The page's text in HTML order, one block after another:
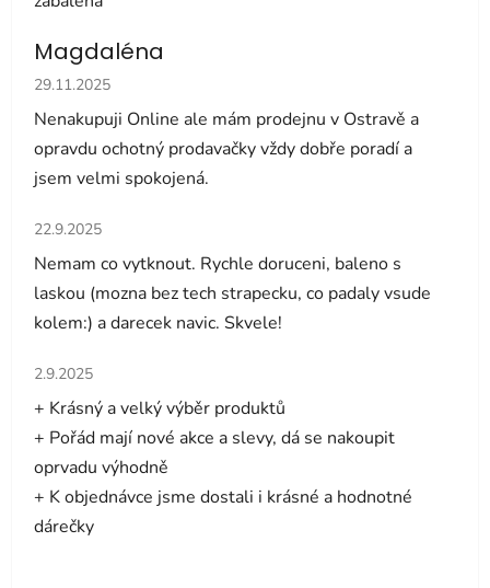
Magdaléna
Hodnocení obchodu je 5 z 5 hvězdiček.
29.11.2025
Nenakupuji Online ale mám prodejnu v Ostravě a
opravdu ochotný prodavačky vždy dobře poradí a
jsem velmi spokojená.
Hodnocení obchodu je 5 z 5 hvězdiček.
22.9.2025
Nemam co vytknout. Rychle doruceni, baleno s
laskou (mozna bez tech strapecku, co padaly vsude
kolem:) a darecek navic. Skvele!
Hodnocení obchodu je 5 z 5 hvězdiček.
2.9.2025
+ Krásný a velký výběr produktů
+ Pořád mají nové akce a slevy, dá se nakoupit
oprvadu výhodně
+ K objednávce jsme dostali i krásné a hodnotné
dárečky